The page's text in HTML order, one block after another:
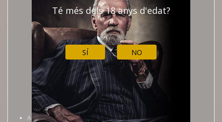
Té més dels 18 anys d'edat?
SÍ NO
Andorra la Vella